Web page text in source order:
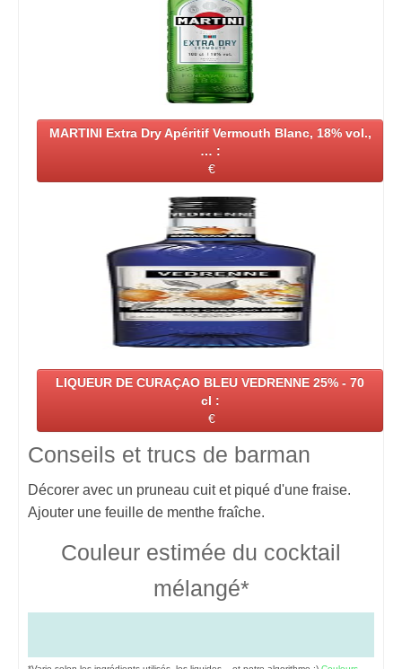
MARTINI Extra Dry Apéritif Vermouth Blanc, 18% vol.,
… :
€
LIQUEUR DE CURAÇAO BLEU VEDRENNE 25% - 70
cl :
€
Conseils et trucs de barman
Décorer avec un pruneau cuit et piqué d'une fraise.
Ajouter une feuille de menthe fraîche.
Couleur estimée du cocktail
mélangé*